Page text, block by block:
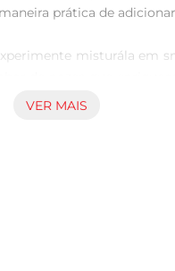
prática de
misturála em
VER MAIS